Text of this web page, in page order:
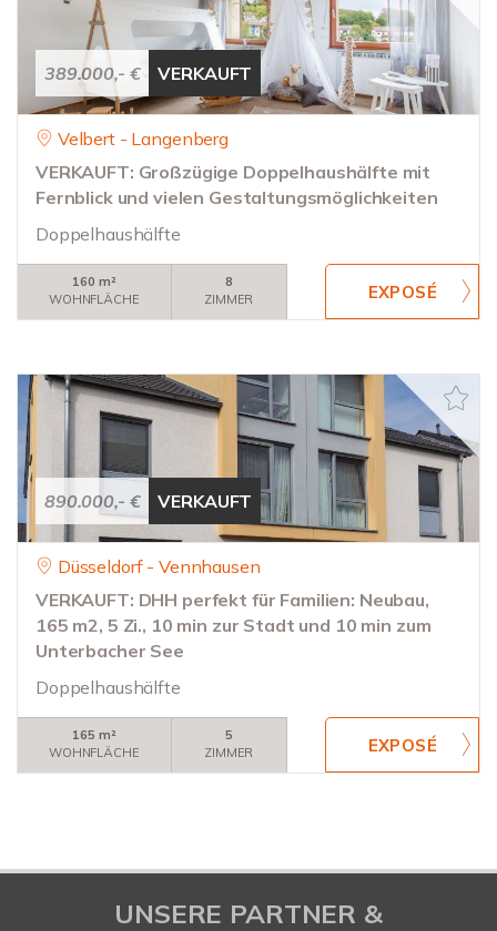
389.000,- € VERKAUFT
Velbert - Langenberg
VERKAUFT: Großzügige Doppelhaushälfte mit
Fernblick und vielen Gestaltungsmöglichkeiten
Doppelhaushälfte
160 m²
WOHNFLÄCHE
8
ZIMMER
890.000,- € VERKAUFT
Düsseldorf - Vennhausen
VERKAUFT: DHH perfekt für Familien: Neubau,
165 m2, 5 Zi., 10 min zur Stadt und 10 min zum
Unterbacher See
Doppelhaushälfte
165 m²
WOHNFLÄCHE
5
ZIMMER
UNSERE PARTNER &